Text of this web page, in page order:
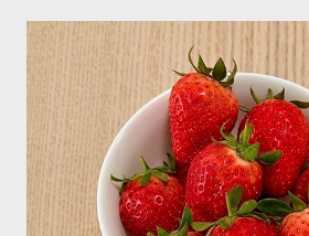
落擺放三個月。...
3.9g --------- --------- 可可粉 2g 6g 80g 乾
利丁粉 3.3g 10g 細鹽 4.3g 13g ----------
糖 4g 13g 170g 糖粉 2g 6g 100g 蜂蜜 7g
14g 190g 鮮奶油 5g 15g 200g 奶油 4.5g
180g 牛奶 6g 17g 210g 煉乳 6g 17.5g
水 5g 15g 200g 可可粉 2g 6g 80g 即溶咖
- ------- 170g 引用自 Mami的魔法廚房 ...